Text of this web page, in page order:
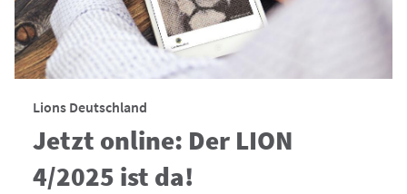
Lions Deutschland
Jetzt online: Der LION
4/2025 ist da!